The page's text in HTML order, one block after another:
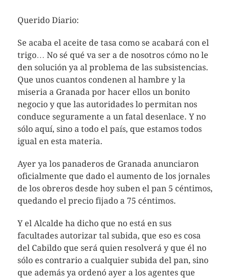
Querido Diario:
Se acaba el aceite de tasa como se acabará con el
trigo… No sé qué va ser a de nosotros cómo no le
den solución ya al problema de las subsistencias.
Que unos cuantos condenen al hambre y la
miseria a Granada por hacer ellos un bonito
negocio y que las autoridades lo permitan nos
conduce seguramente a un fatal desenlace. Y no
sólo aquí, sino a todo el país, que estamos todos
igual en esta materia.
Ayer ya los panaderos de Granada anunciaron
oficialmente que dado el aumento de los jornales
de los obreros desde hoy suben el pan 5 céntimos,
quedando el precio fijado a 75 céntimos.
Y el Alcalde ha dicho que no está en sus
facultades autorizar tal subida, que eso es cosa
del Cabildo que será quien resolverá y que él no
sólo es contrario a cualquier subida del pan, sino
que además ya ordenó ayer a los agentes que